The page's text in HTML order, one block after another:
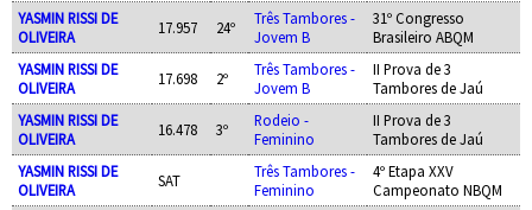
YASMIN RISSI DE
OLIVEIRA
17.957 24º
Três Tambores -
Jovem B
31º Congresso
Brasileiro ABQM
YASMIN RISSI DE
OLIVEIRA
17.698 2º
Três Tambores -
Jovem B
II Prova de 3
Tambores de Jaú
YASMIN RISSI DE
OLIVEIRA
16.478 3º
Rodeio -
Feminino
II Prova de 3
Tambores de Jaú
YASMIN RISSI DE
OLIVEIRA
SAT
Três Tambores -
Feminino
4º Etapa XXV
Campeonato NBQM